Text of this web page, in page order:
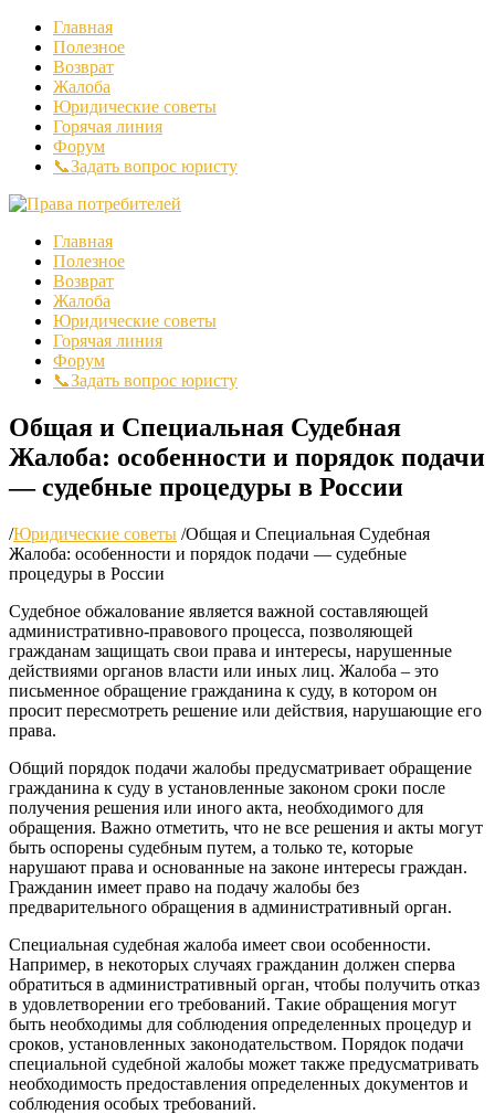
Главная
Полезное
Возврат
Жалоба
Юридические советы
Горячая линия
Форум
📞Задать вопрос юристу
Главная
Полезное
Возврат
Жалоба
Юридические советы
Горячая линия
Форум
📞Задать вопрос юристу
Общая и Специальная Судебная
Жалоба: особенности и порядок подачи
— судебные процедуры в России
/Юридические советы /Общая и Специальная Судебная
Жалоба: особенности и порядок подачи — судебные
процедуры в России
Судебное обжалование является важной составляющей
административно-правового процесса, позволяющей
гражданам защищать свои права и интересы, нарушенные
действиями органов власти или иных лиц. Жалоба – это
письменное обращение гражданина к суду, в котором он
просит пересмотреть решение или действия, нарушающие его
права.
Общий порядок подачи жалобы предусматривает обращение
гражданина к суду в установленные законом сроки после
получения решения или иного акта, необходимого для
обращения. Важно отметить, что не все решения и акты могут
быть оспорены судебным путем, а только те, которые
нарушают права и основанные на законе интересы граждан.
Гражданин имеет право на подачу жалобы без
предварительного обращения в административный орган.
Специальная судебная жалоба имеет свои особенности.
Например, в некоторых случаях гражданин должен сперва
обратиться в административный орган, чтобы получить отказ
в удовлетворении его требований. Такие обращения могут
быть необходимы для соблюдения определенных процедур и
сроков, установленных законодательством. Порядок подачи
специальной судебной жалобы может также предусматривать
необходимость предоставления определенных документов и
соблюдения особых требований.